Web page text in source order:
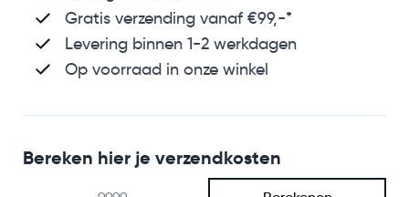
Gratis verzending vanaf €99,-*
Levering binnen 1-2 werkdagen
Op voorraad in onze winkel
Bereken hier je verzendkosten